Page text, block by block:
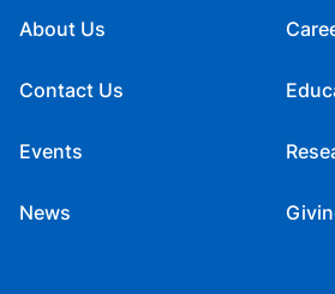
About Us
Contact Us
Events
News